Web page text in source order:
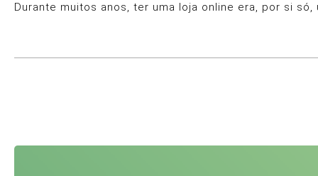
Durante muitos anos, ter uma loja online era, por si